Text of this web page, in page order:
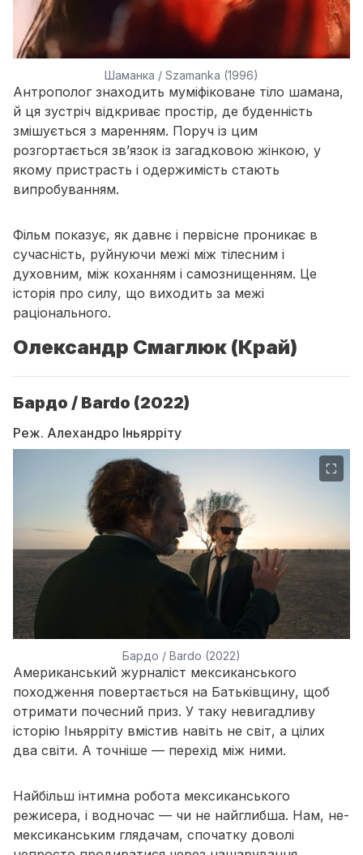
Шаманка / Szamanka (1996)
Антрополог знаходить муміфіковане тіло шамана,
й ця зустріч відкриває простір, де буденність
змішується з маренням. Поруч із цим
розгортається зв’язок із загадковою жінкою, у
якому пристрасть і одержимість стають
випробуванням.
Фільм показує, як давнє і первісне проникає в
сучасність, руйнуючи межі між тілесним і
духовним, між коханням і самознищенням. Це
історія про силу, що виходить за межі
раціонального.
Олександр Смаглюк (Край)
Бардо / Bardo (2022)
Реж. Алехандро Іньярріту
⛶
Бардо / Bardo (2022)
Американський журналіст мексиканського
походження повертається на Батьківщину, щоб
отримати почесний приз. У таку невигадливу
історію Іньярріту вмістив навіть не світ, а цілих
два світи. А точніше — перехід між ними.
Найбільш інтимна робота мексиканського
режисера, і водночас — чи не найглибша. Нам, не-
мексиканським глядачам, спочатку доволі